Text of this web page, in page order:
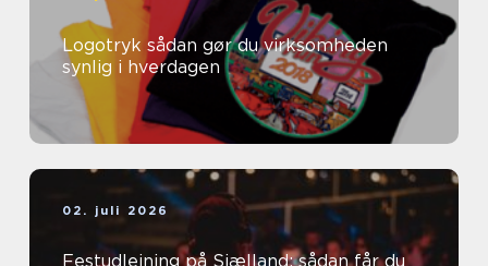
Logotryk sådan gør du virksomheden
synlig i hverdagen
02. juli 2026
Festudlejning på Sjælland: sådan får du